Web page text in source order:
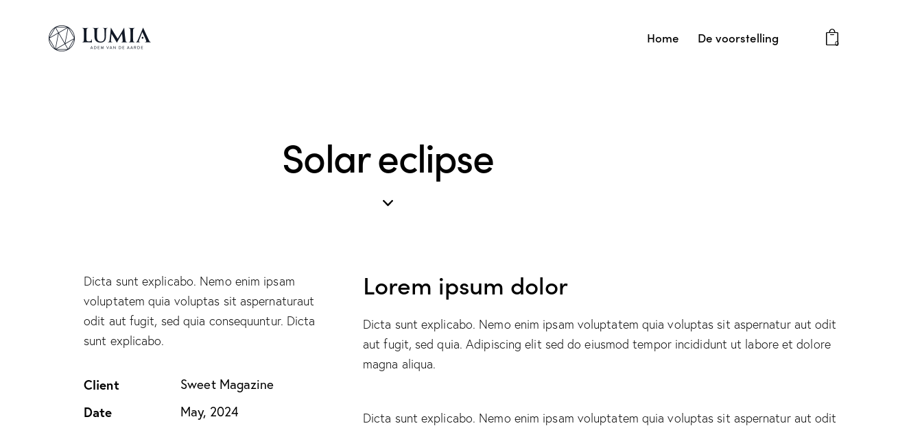
Home De voorstelling 0
Solar eclipse
Dicta sunt explicabo. Nemo enim ipsam
voluptatem quia voluptas sit aspernaturaut
odit aut fugit, sed quia consequuntur. Dicta
sunt explicabo.
Client Sweet Magazine
Date May, 2024
Lorem ipsum dolor
Dicta sunt explicabo. Nemo enim ipsam voluptatem quia voluptas sit aspernatur aut odit
aut fugit, sed quia. Adipiscing elit sed do eiusmod tempor incididunt ut labore et dolore
magna aliqua.
Dicta sunt explicabo. Nemo enim ipsam voluptatem quia voluptas sit aspernatur aut odit